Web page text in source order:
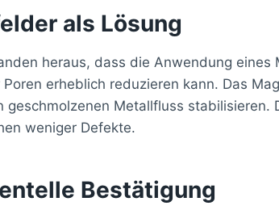
als Lösung
heraus, dass die Anwendung
erheblich reduzieren kann. Das
geschmolzenen Metallfluss
weniger Defekte.
Bestätigung